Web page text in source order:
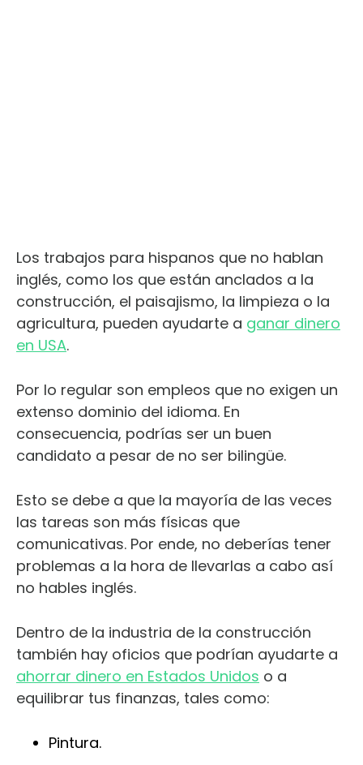
Los trabajos para hispanos que no hablan
inglés, como los que están anclados a la
construcción, el paisajismo, la limpieza o la
agricultura, pueden ayudarte a ganar dinero
en USA.
Por lo regular son empleos que no exigen un
extenso dominio del idioma. En
consecuencia, podrías ser un buen
candidato a pesar de no ser bilingüe.
Esto se debe a que la mayoría de las veces
las tareas son más físicas que
comunicativas. Por ende, no deberías tener
problemas a la hora de llevarlas a cabo así
no hables inglés.
Dentro de la industria de la construcción
también hay oficios que podrían ayudarte a
ahorrar dinero en Estados Unidos o a
equilibrar tus finanzas, tales como:
Pintura.